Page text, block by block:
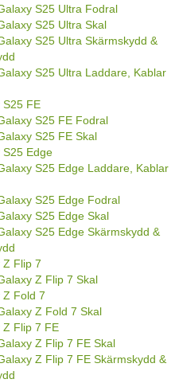
S25 Ultra Fodral
S25 Ultra Skal
S25 Ultra Skärmskydd &
S25 Ultra Laddare, Kablar
S25 FE
S25 FE Fodral
S25 FE Skal
S25 Edge
S25 Edge Laddare, Kablar
S25 Edge Fodral
S25 Edge Skal
S25 Edge Skärmskydd &
Z Flip 7
Z Flip 7 Skal
Z Fold 7
Z Fold 7 Skal
Z Flip 7 FE
Z Flip 7 FE Skal
Z Flip 7 FE Skärmskydd &